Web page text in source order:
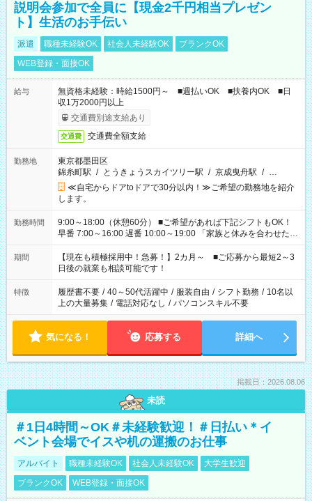
説明会参加で全員に【現金2千円相当プレゼン
ト】生活のお手伝い
派遣 職種未経験OK 社会人未経験OK
ブランクOK
WEB登録・面接OK
給与
無資格未経験：時給1500円～ ■週払いOK ■扶養内OK ■日
収1万2000円以上
交通費別途支給あり
交通費 交通費全額支給
勤務地
東京都墨田区
錦糸町駅 / とうきょうスカイツリー駅 / 京成曳舟駅 / …
≪自宅からドアtoドアで30分以内！≫ご希望の勤務地を紹介
します。
勤務時間
9:00～18:00（休憩60分） ■ご希望があれば下記シフトもOK！
早番 7:00～16:00 遅番 10:00～19:00 「家族と休みを合わせた
い」 「余裕を持って夕飯の準備がしたい」 「できれば残業はし
たくない」 など、ご希望を教えてくださいね。 ※Wワーク希望
の方へ 今ご覧のお仕事で希望する勤務時間と、もう1つのお仕事
の勤務時間。 合計で週40時間を超える場合は応募できません。
期間
【現在も積極採用中！急募！】2カ月～ ■ご応募から最短2～3
日後の就業も相談可能です！
特徴 履歴書不要 / 40～50代活躍中 / 服装自由 / シフト勤務 / 10名以
上の大量募集 / 電話対応なし / パソコンスキル不要
気になる！ 応募する 詳細へ
掲載日：2026.08.06
未読
＃1日4時間～OK＃未経験歓迎！＃日払い＊イ
ベント会場でイスや机の運搬のお仕事
アルバイト 職種未経験OK 社会人未経験OK
大学生歓迎
ブランクOK
WEB登録・面接OK